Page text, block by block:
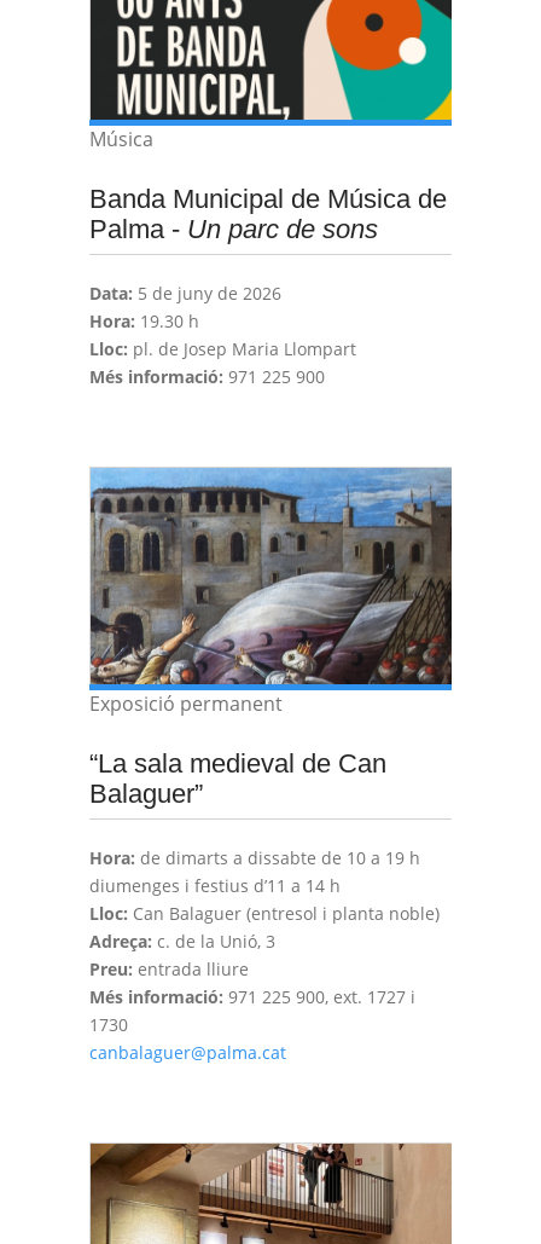
Música
Banda Municipal de Música de
Palma - Un parc de sons
Data: 5 de juny de 2026
Hora: 19.30 h
Lloc: pl. de Josep Maria Llompart
Més informació: 971 225 900
Exposició permanent
“La sala medieval de Can
Balaguer”
Hora: de dimarts a dissabte de 10 a 19 h
diumenges i festius d’11 a 14 h
Lloc: Can Balaguer (entresol i planta noble)
Adreça: c. de la Unió, 3
Preu: entrada lliure
Més informació: 971 225 900, ext. 1727 i
1730
canbalaguer@palma.cat